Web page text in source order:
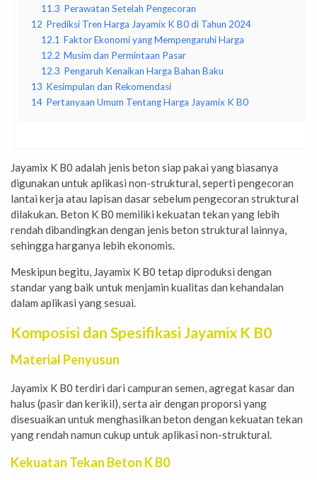
11.3 Perawatan Setelah Pengecoran
12 Prediksi Tren Harga Jayamix K B0 di Tahun 2024
12.1 Faktor Ekonomi yang Mempengaruhi Harga
12.2 Musim dan Permintaan Pasar
12.3 Pengaruh Kenaikan Harga Bahan Baku
13 Kesimpulan dan Rekomendasi
14 Pertanyaan Umum Tentang Harga Jayamix K B0
Jayamix K B0 adalah jenis beton siap pakai yang biasanya
digunakan untuk aplikasi non-struktural, seperti pengecoran
lantai kerja atau lapisan dasar sebelum pengecoran struktural
dilakukan. Beton K B0 memiliki kekuatan tekan yang lebih
rendah dibandingkan dengan jenis beton struktural lainnya,
sehingga harganya lebih ekonomis.
Meskipun begitu, Jayamix K B0 tetap diproduksi dengan
standar yang baik untuk menjamin kualitas dan kehandalan
dalam aplikasi yang sesuai.
Komposisi dan Spesifikasi Jayamix K B0
Material Penyusun
Jayamix K B0 terdiri dari campuran semen, agregat kasar dan
halus (pasir dan kerikil), serta air dengan proporsi yang
disesuaikan untuk menghasilkan beton dengan kekuatan tekan
yang rendah namun cukup untuk aplikasi non-struktural.
Kekuatan Tekan Beton K B0